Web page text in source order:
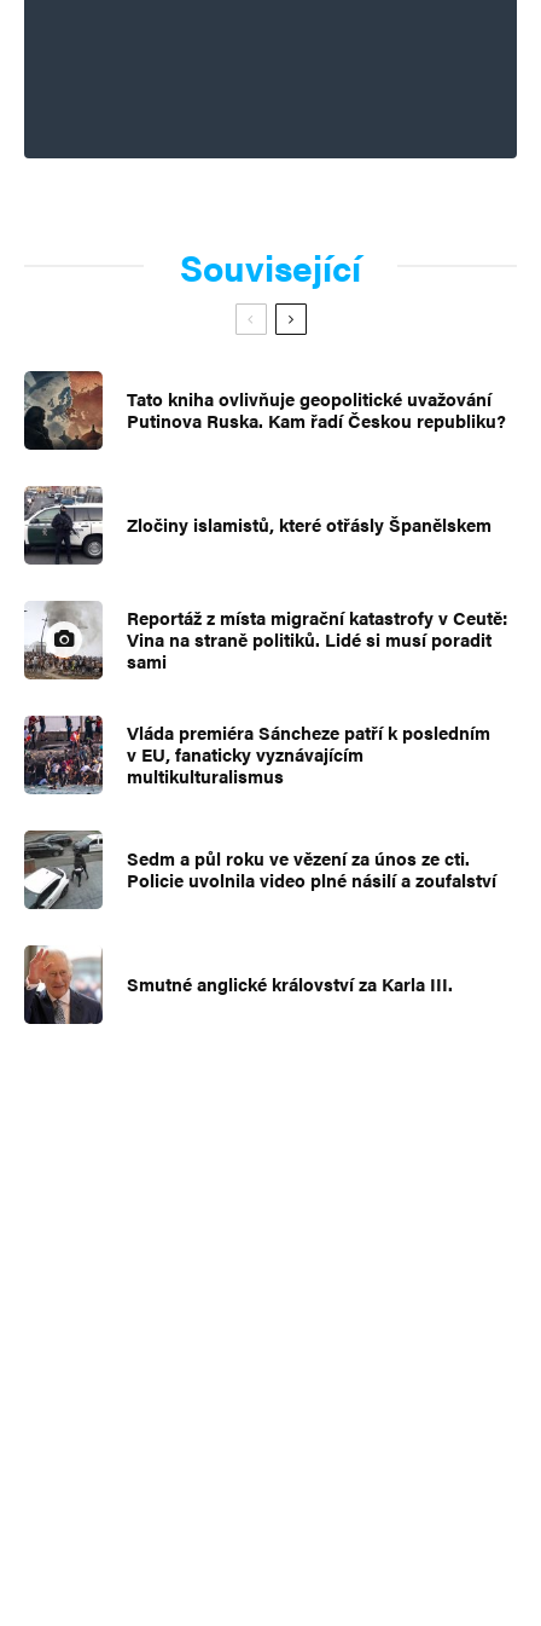
Související
Tato kniha ovlivňuje geopolitické uvažování
Putinova Ruska. Kam řadí Českou republiku?
Zločiny islamistů, které otřásly Španělskem
Reportáž z místa migrační katastrofy v Ceutě:
Vina na straně politiků. Lidé si musí poradit
sami
Vláda premiéra Sáncheze patří k posledním
v EU, fanaticky vyznávajícím
multikulturalismus
Sedm a půl roku ve vězení za únos ze cti.
Policie uvolnila video plné násilí a zoufalství
Smutné anglické království za Karla III.